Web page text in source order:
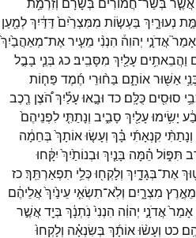
נְעוּרָ֑יִךְ בַּעְשׂ֤וֹת מִמִּצְרַ֙יִם֙דַּדַּ֔יִךְלְמַ֖עַן
אָמַר֮אֲדֹנָ֣י יְהוִה֒ הִנְנִ֨י מֵעִ֤יראֶת־מְאַהֲבַ֙יִךְ֙
וַהֲבֵאתִ֥ים עָלַ֖יִךְ מִסָּבִֽיב׃כג בְּנֵ֧י בָבֶ֣ל
אַשּׁ֖וּראוֹתָ֑ם בַּח֨וּרֵי חֶ֜מֶד פַּח֤וֹת
סוּסִ֖ים כֻּלָּֽם׃ כד וּבָ֣אוּעָלַ֡יִךְהֹ֠צֶן רֶ֤כֶב
יָשִׂ֥ימוּעָלַ֖יִךְ סָבִ֑יב וְנָתַתִּ֤י לִפְנֵיהֶם֙
וְנָתַתִּ֨י קִנְאָתִ֜י בָּ֗ךְ וְעָשׂ֤וּאוֹתָךְ֙ בְּחֵמָ֔ה
תִּפּ֑וֹל הֵ֗מָּה בָּנַ֤יִךְ וּבְנוֹתַ֙יִךְ֙ יִקָּ֔חוּ
אֶת־בְּגָדָ֑יִךְ וְלָקְח֖וּכְּלֵ֥י תִפְאַרְתֵּֽךְ׃כז
מֵאֶ֣רֶץ מִצְרָ֑יִם וְלֹֽא־תִשְׂאִ֤י עֵינַ֙יִךְ֙אֲלֵיהֶ֔ם
אָמַר֙אֲדֹנָ֣י יְהוִ֔ה הִנְנִי֙ נֹֽתְנָ֔ךְ בְּיַ֖דאֲשֶׁ֣ר
כט וְעָשׂ֨וּאוֹתָ֜ךְ בְּשִׂנְאָ֗ה וְלָקְחוּ֙